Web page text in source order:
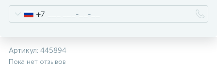
+7
Артикул: 445894
Пока нет отзывов